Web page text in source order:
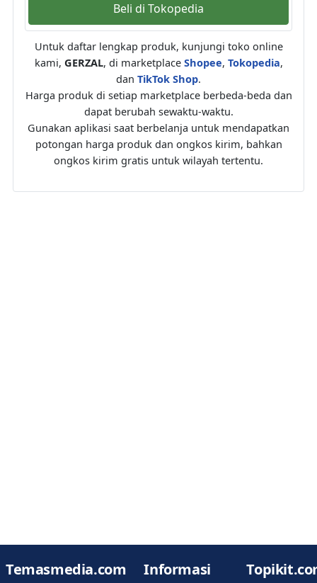
Beli di Tokopedia
Untuk daftar lengkap produk, kunjungi toko online
kami, GERZAL, di marketplace Shopee, Tokopedia,
dan TikTok Shop.
Harga produk di setiap marketplace berbeda-beda dan
dapat berubah sewaktu-waktu.
Gunakan aplikasi saat berbelanja untuk mendapatkan
potongan harga produk dan ongkos kirim, bahkan
ongkos kirim gratis untuk wilayah tertentu.
Temasmedia.com Informasi